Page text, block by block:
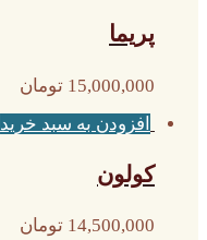
پریما
15,000,000 تومان
افزودن به سبد خرید
کولون
14,500,000 تومان